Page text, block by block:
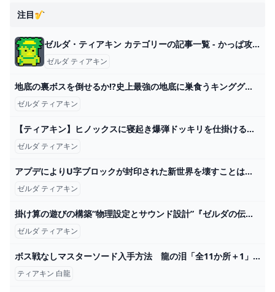
注目🎷
ゼルダ・ティアキン カテゴリーの記事一覧 - かっぱ攻略ブログ
ゼルダ ティアキン
地底の裏ボスを倒せるか!?史上最強の地底に巣食うキンググリオークを討伐せよ!!ティアキン最速実況Part99【ゼルダの伝説 ティアーズ オブ ザ キングダム】 - YouTube
ゼルダ ティアキン
【ティアキン】ヒノックスに寝起き爆弾ドッキリを仕掛けるリンク【ゼルダの伝説 ティアーズ オブ ザ キングダム】 - YouTube
ゼルダ ティアキン
アプデによりU字ブロックが封印された新世界を壊すことは出来るのか【ゼルダの伝説ティアーズオブザキングダム実況】 - YouTube
ゼルダ ティアキン
掛け算の遊びの構築“物理設定とサウンド設計”『ゼルダの伝説 ティアーズ オブ ザ キングダム』GDC講演映像が公開 – Nintendo DREAM WEB
ゼルダ ティアキン
ボス戦なしマスターソード入手方法 龍の泪「全11か所＋1」 インパと地上絵 地上絵の場所 龍の泪の場所 ファントムガノンと戦わない 攻略 ゼルダの伝説 ティアーズ オブ ザ キングダム ティアキン㊳ - YouTube
ティアキン 白龍